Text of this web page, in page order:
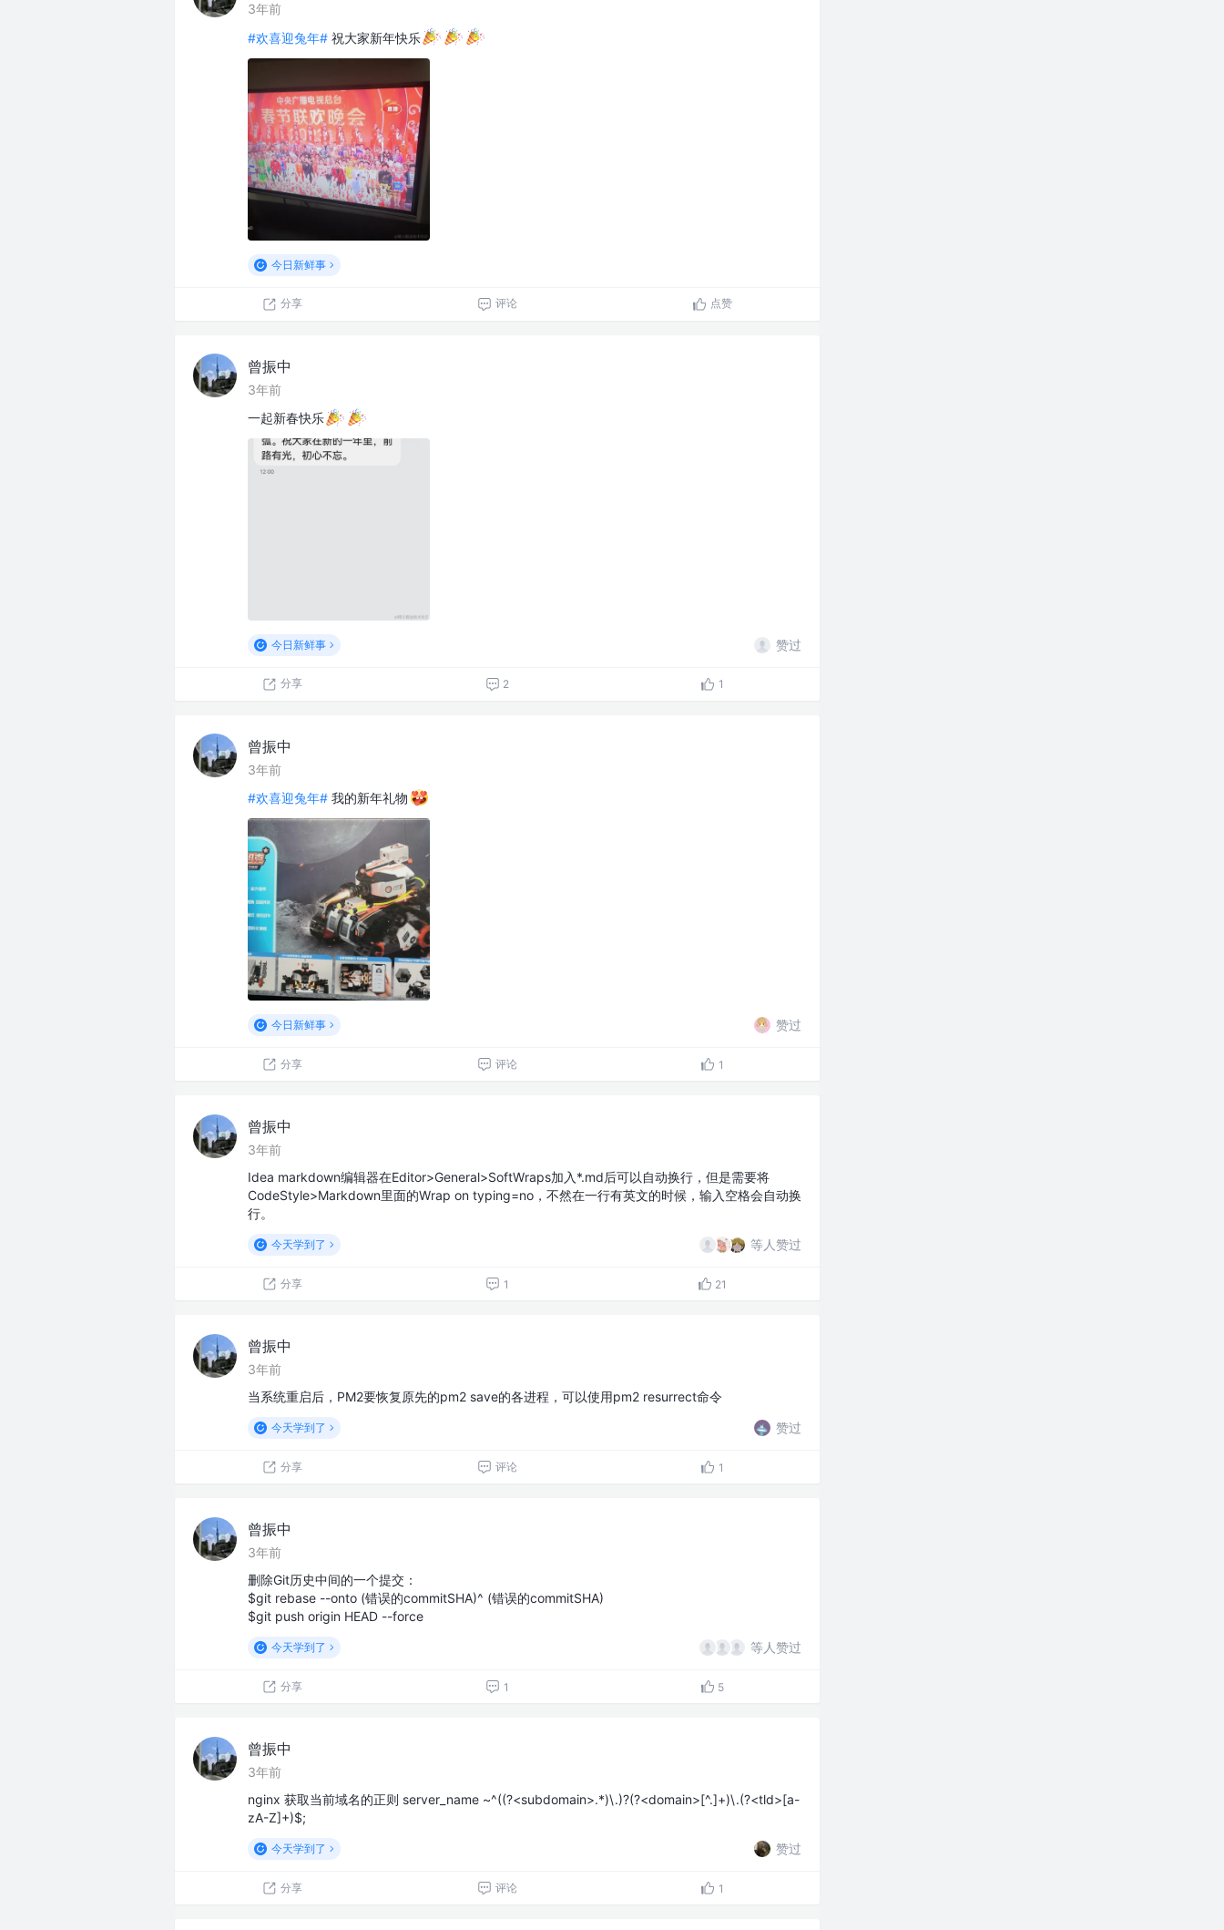
3年前
#欢喜迎兔年# 祝大家新年快乐
今日新鲜事
分享 评论 点赞
曾振中
3年前
一起新春快乐
今日新鲜事 赞过
分享 2 1
曾振中
3年前
#欢喜迎兔年# 我的新年礼物
今日新鲜事 赞过
分享 评论 1
曾振中
3年前
Idea markdown编辑器在Editor>General>SoftWraps加入*.md后可以自动换行，但是需要将
CodeStyle>Markdown里面的Wrap on typing=no，不然在一行有英文的时候，输入空格会自动换
行。
今天学到了 等人赞过
分享 1 21
曾振中
3年前
当系统重启后，PM2要恢复原先的pm2 save的各进程，可以使用pm2 resurrect命令
今天学到了 赞过
分享 评论 1
曾振中
3年前
删除Git历史中间的一个提交：
$git rebase --onto (错误的commitSHA)^ (错误的commitSHA)
$git push origin HEAD --force
今天学到了 等人赞过
分享 1 5
曾振中
3年前
nginx 获取当前域名的正则 server_name ~^((?<subdomain>.*)\.)?(?<domain>[^.]+)\.(?<tld>[a-
zA-Z]+)$;
今天学到了 赞过
分享 评论 1